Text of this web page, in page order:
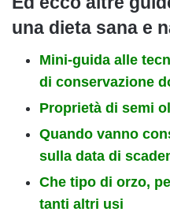
una dieta sana e
Mini-guida alle
di conservazione
Proprietà di semi
Quando vanno
sulla data di
Che tipo di orzo,
tanti altri usi